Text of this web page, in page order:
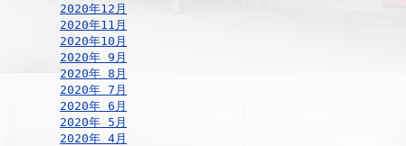
2020年12月
2020年11月
2020年10月
2020年 9月
2020年 8月
2020年 7月
2020年 6月
2020年 5月
2020年 4月